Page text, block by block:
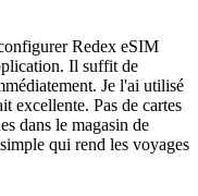
Redex eSIM
Il suffit de
Je l'ai utilisé
excellente. Pas de cartes
dans le magasin de
qui rend les voyages